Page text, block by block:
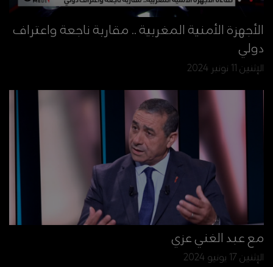
الأجهزة الأمنية المغربية .. مقاربة ناجعة واعتراف
دولي
الإثنين 11 نونبر 2024
مع عبد الغني عزي
الإثنين 17 يونيو 2024